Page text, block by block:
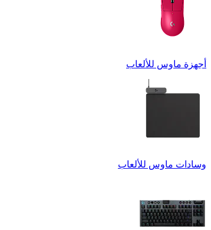
أجهزة ماوس للألعاب
وسادات ماوس للألعاب